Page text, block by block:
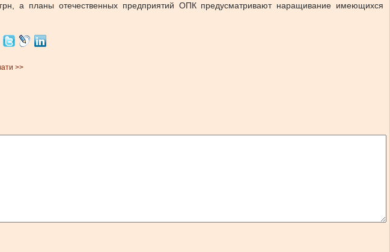
а планы отечественных предприятий ОПК предусматривают наращивание имеющихся
>>